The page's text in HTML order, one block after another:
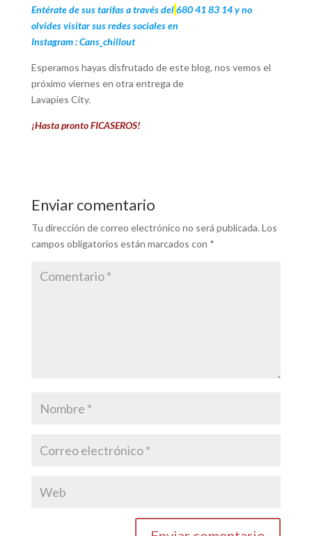
Entérate de sus tarifas a través del680 41 83 14y no
olvides visitar sus redes sociales en
Instagram : Cans_chillout
Esperamos hayas disfrutado de este blog, nos vemos el
próximo viernes en otra entrega de
Lavapies City.
¡Hasta pronto FICASEROS!
Enviar comentario
Tu dirección de correo electrónico no será publicada. Los
campos obligatorios están marcados con *